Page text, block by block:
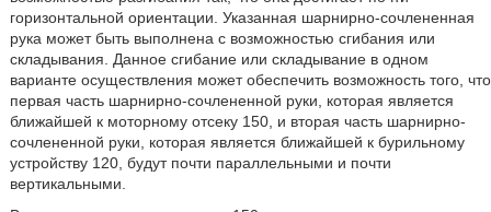
горизонтальной ориентации. Указанная шарнирно-сочлененная
рука может быть выполнена с возможностью сгибания или
складывания. Данное сгибание или складывание в одном
варианте осуществления может обеспечить возможность того, что
первая часть шарнирно-сочлененной руки, которая является
ближайшей к моторному отсеку 150, и вторая часть шарнирно-
сочлененной руки, которая является ближайшей к бурильному
устройству 120, будут почти параллельными и почти
вертикальными.